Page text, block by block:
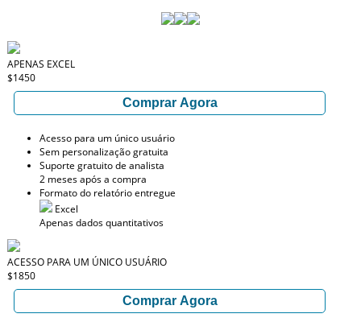
APENAS EXCEL
$1450
Comprar Agora
Acesso para um único usuário
Sem personalização gratuita
Suporte gratuito de analista
2 meses após a compra
Formato do relatório entregue
Excel
Apenas dados quantitativos
ACESSO PARA UM ÚNICO USUÁRIO
$1850
Comprar Agora